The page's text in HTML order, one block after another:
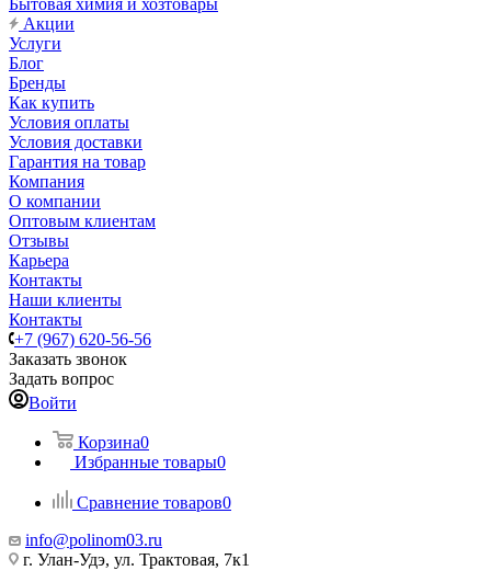
Бытовая химия и хозтовары
Акции
Услуги
Блог
Бренды
Как купить
Условия оплаты
Условия доставки
Гарантия на товар
Компания
О компании
Оптовым клиентам
Отзывы
Карьера
Контакты
Наши клиенты
Контакты
+7 (967) 620-56-56
Заказать звонок
Задать вопрос
Войти
Корзина0
Избранные товары0
Сравнение товаров0
info@polinom03.ru
г. Улан-Удэ, ул. Трактовая, 7к1